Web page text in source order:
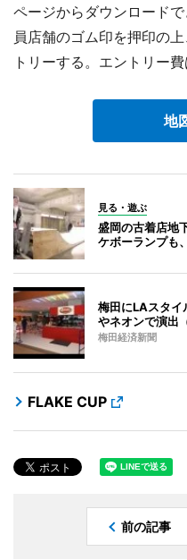
ページからダウンロード
員店舗のゴム印を押印の
トリーする。エントリー費
地
見る・遊ぶ
盛岡の古着店地
ケボーランプも
梅田にLAスタイ
やネオンで演出
梅田経済新聞
FLAKE CUP
前の記事